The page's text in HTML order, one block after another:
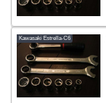
Kawasaki Estrella-C6